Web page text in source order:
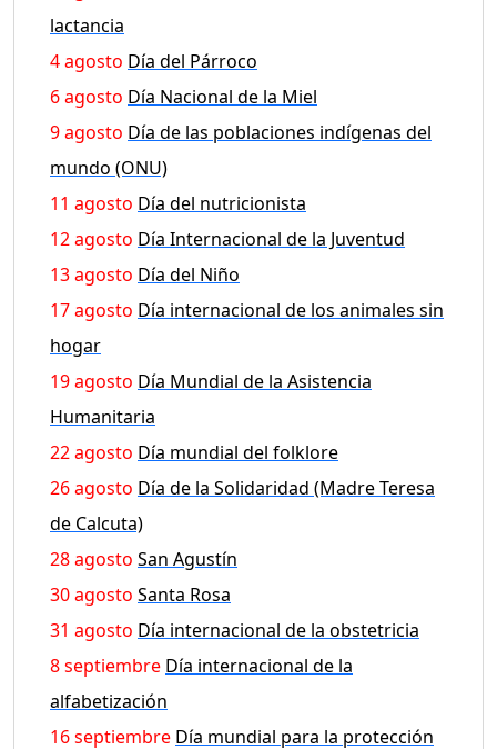
lactancia
4 agosto Día del Párroco
6 agosto Día Nacional de la Miel
9 agosto Día de las poblaciones indígenas del
mundo (ONU)
11 agosto Día del nutricionista
12 agosto Día Internacional de la Juventud
13 agosto Día del Niño
17 agosto Día internacional de los animales sin
hogar
19 agosto Día Mundial de la Asistencia
Humanitaria
22 agosto Día mundial del folklore
26 agosto Día de la Solidaridad (Madre Teresa
de Calcuta)
28 agosto San Agustín
30 agosto Santa Rosa
31 agosto Día internacional de la obstetricia
8 septiembre Día internacional de la
alfabetización
16 septiembre Día mundial para la protección